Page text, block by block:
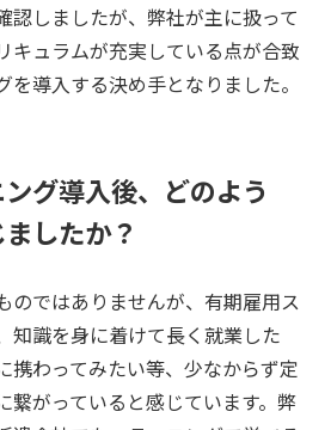
認しましたが、弊社が主に扱って
キュラムが充実している点が合致
を導入する決め手となりました。
グ導入後、どのよう
したか？
のではありませんが、有期雇用ス
知識を身に着けて長く就業した
携わってみたい等、少なからず定
繋がっていると感じています。弊